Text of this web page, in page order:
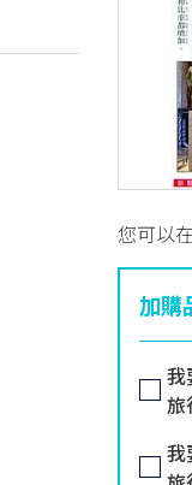
您可以
加購
我
旅
我